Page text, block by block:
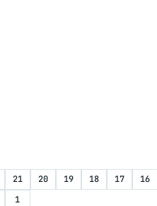
21 20 19 18 17 16
1